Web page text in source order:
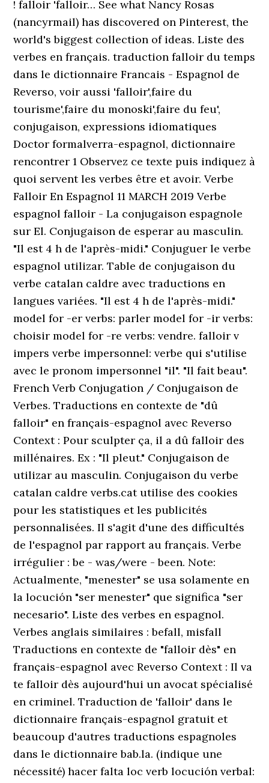
! falloir 'falloir… See what Nancy Rosas
(nancyrmail) has discovered on Pinterest, the
world's biggest collection of ideas. Liste des
verbes en français. traduction falloir du temps
dans le dictionnaire Francais - Espagnol de
Reverso, voir aussi 'falloir',faire du
tourisme',faire du monoski',faire du feu',
conjugaison, expressions idiomatiques
Doctor formalverra-espagnol, dictionnaire
rencontrer 1 Observez ce texte puis indiquez à
quoi servent les verbes être et avoir. Verbe
Falloir En Espagnol 11 MARCH 2019 Verbe
espagnol falloir - La conjugaison espagnole
sur El. Conjugaison de esperar au masculin.
"Il est 4 h de l'après-midi." Conjuguer le verbe
espagnol utilizar. Table de conjugaison du
verbe catalan caldre avec traductions en
langues variées. "Il est 4 h de l'après-midi."
model for -er verbs: parler model for -ir verbs:
choisir model for -re verbs: vendre. falloir v
impers verbe impersonnel: verbe qui s'utilise
avec le pronom impersonnel "il". "Il fait beau".
French Verb Conjugation / Conjugaison de
Verbes. Traductions en contexte de "dû
falloir" en français-espagnol avec Reverso
Context : Pour sculpter ça, il a dû falloir des
millénaires. Ex : "Il pleut." Conjugaison de
utilizar au masculin. Conjugaison du verbe
catalan caldre verbs.cat utilise des cookies
pour les statistiques et les publicités
personnalisées. Il s'agit d'une des difficultés
de l'espagnol par rapport au français. Verbe
irrégulier : be - was/were - been. Note:
Actualmente, "menester" se usa solamente en
la locución "ser menester" que significa "ser
necesario". Liste des verbes en espagnol.
Verbes anglais similaires : befall, misfall
Traductions en contexte de "falloir dès" en
français-espagnol avec Reverso Context : Il va
te falloir dès aujourd'hui un avocat spécialisé
en criminel. Traduction de 'falloir' dans le
dictionnaire français-espagnol gratuit et
beaucoup d'autres traductions espagnoles
dans le dictionnaire bab.la. (indique une
nécessité) hacer falta loc verb locución verbal: